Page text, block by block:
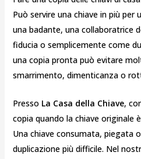
Può servire una chiave in più per
una badante, una collaboratrice
fiducia o semplicemente come
una copia pronta può evitare
smarrimento, dimenticanza o
Presso La Casa della Chiave,
copia quando la chiave originale
Una chiave consumata, piegata
duplicazione più difficile. Nel